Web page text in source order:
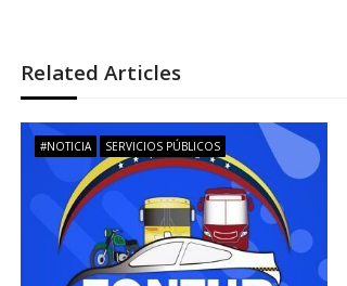
e
g
Related Articles
#NOTICIA SERVICIOS PÚBLICOS